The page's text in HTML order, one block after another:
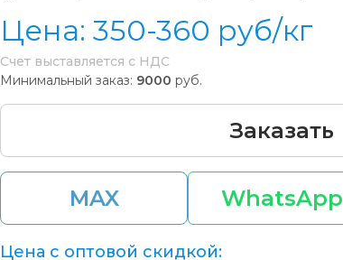
Цена: 350-360 руб/кг
Счет выставляется с НДС
Минимальный заказ: 9000 руб.
Заказать
MAX WhatsApp
Цена с оптовой скидкой: